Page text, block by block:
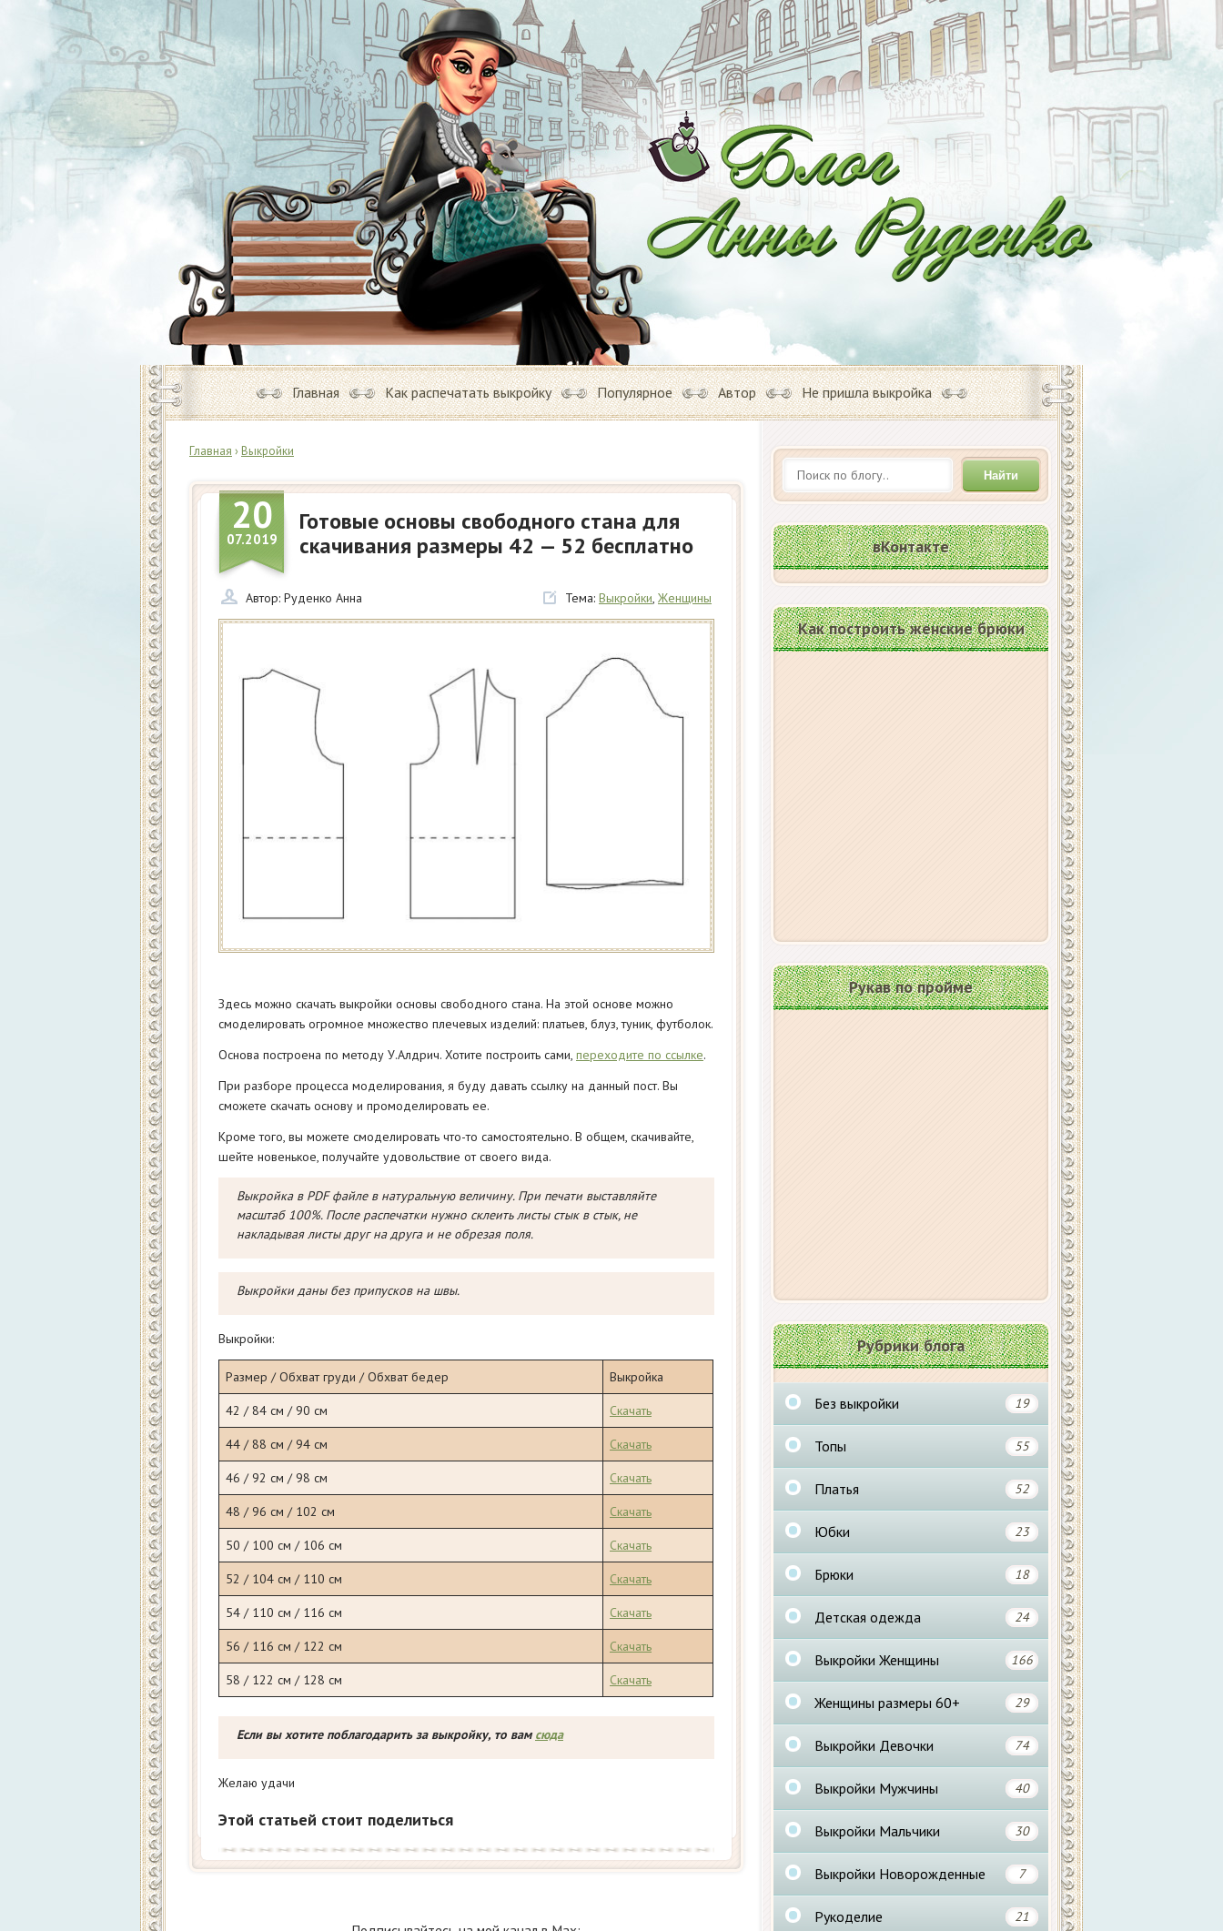
Главная Как распечатать выкройку Популярное Автор Не пришла выкройка
Главная › Выкройки
20
07.2019
Готовые основы свободного стана для
скачивания размеры 42 — 52 бесплатно
Автор: Руденко Анна Тема: Выкройки, Женщины
Здесь можно скачать выкройки основы свободного стана. На этой основе можно
смоделировать огромное множество плечевых изделий: платьев, блуз, туник, футболок.
Основа построена по методу У.Алдрич. Хотите построить сами, переходите по ссылке.
При разборе процесса моделирования, я буду давать ссылку на данный пост. Вы
сможете скачать основу и промоделировать ее.
Кроме того, вы можете смоделировать что-то самостоятельно. В общем, скачивайте,
шейте новенькое, получайте удовольствие от своего вида.
Выкройка в PDF файле в натуральную величину. При печати выставляйте
масштаб 100%. После распечатки нужно склеить листы стык в стык, не
накладывая листы друг на друга и не обрезая поля.
Выкройки даны без припусков на швы.
Выкройки:
Размер / Обхват груди / Обхват бедер Выкройка
42 / 84 см / 90 см Скачать
44 / 88 см / 94 см Скачать
46 / 92 см / 98 см Скачать
48 / 96 см / 102 см Скачать
50 / 100 см / 106 см Скачать
52 / 104 см / 110 см Скачать
54 / 110 см / 116 см Скачать
56 / 116 см / 122 см Скачать
58 / 122 см / 128 см Скачать
Если вы хотите поблагодарить за выкройку, то вамсюда
Желаю удачи
Этой статьей стоит поделиться
Найти
вКонтакте
Как построить женские брюки
Рукав по пройме
Рубрики блога
Без выкройки 19
Топы 55
Платья 52
Юбки 23
Брюки 18
Детская одежда 24
Выкройки Женщины 166
Женщины размеры 60+ 29
Выкройки Девочки 74
Выкройки Мужчины 40
Выкройки Мальчики 30
Выкройки Новорожденные 7
Рукоделие 21